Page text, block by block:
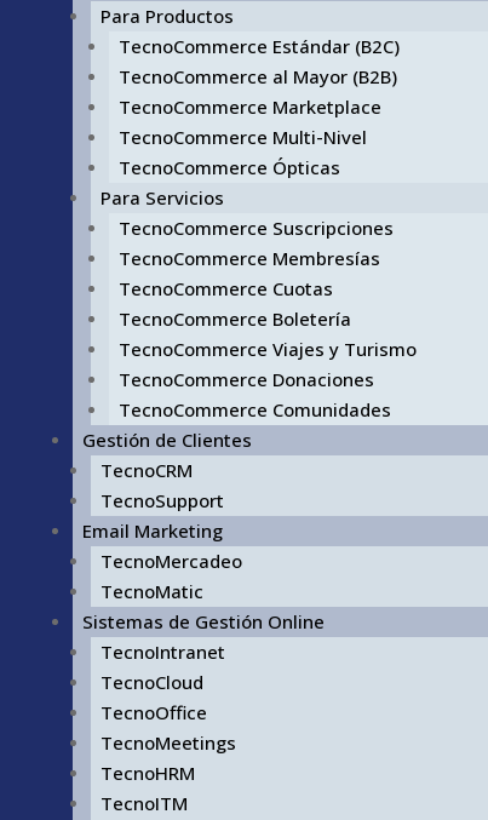
Para Productos
TecnoCommerce Estándar (B2C)
TecnoCommerce al Mayor (B2B)
TecnoCommerce Marketplace
TecnoCommerce Multi-Nivel
TecnoCommerce Ópticas
Para Servicios
TecnoCommerce Suscripciones
TecnoCommerce Membresías
TecnoCommerce Cuotas
TecnoCommerce Boletería
TecnoCommerce Viajes y Turismo
TecnoCommerce Donaciones
TecnoCommerce Comunidades
Gestión de Clientes
TecnoCRM
TecnoSupport
Email Marketing
TecnoMercadeo
TecnoMatic
Sistemas de Gestión Online
TecnoIntranet
TecnoCloud
TecnoOffice
TecnoMeetings
TecnoHRM
TecnoITM